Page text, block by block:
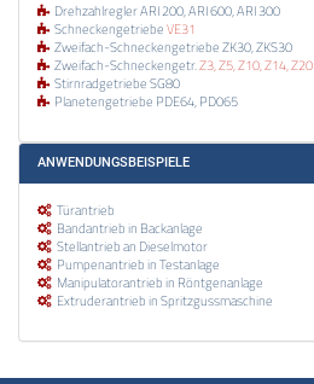
Drehzahlregler ARI 200, ARI 600, ARI 300
SchneckengetriebeVE31
Zweifach-Schneckengetriebe ZK30, ZKS30
Zweifach-Schneckengetr.Z3, Z5, Z10, Z14, Z20
Stirnradgetriebe SG80
Planetengetriebe PDE64, PD065
ANWENDUNGSBEISPIELE
Türantrieb
Bandantrieb in Backanlage
Stellantrieb an Dieselmotor
Pumpenantrieb in Testanlage
Manipulatorantrieb in Röntgenanlage
Extruderantrieb in Spritzgussmaschine